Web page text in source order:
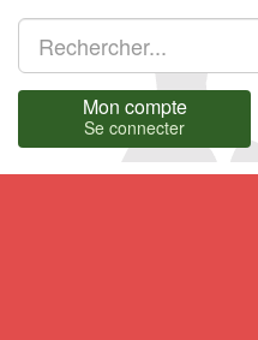
Mon compte
Se connecter